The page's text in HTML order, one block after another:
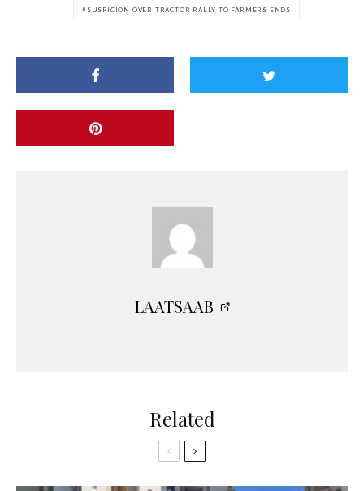
SUSPICION OVER TRACTOR RALLY TO FARMERS ENDS
LAATSAAB
Related